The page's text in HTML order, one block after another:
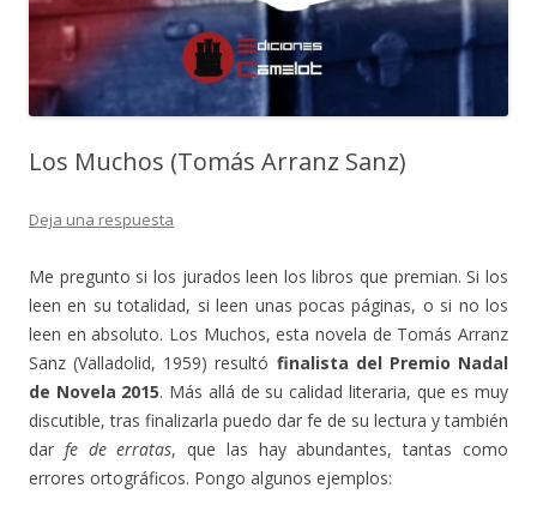
Los Muchos (Tomás Arranz Sanz)
Deja una respuesta
Me pregunto si los jurados leen los libros que premian. Si los
leen en su totalidad, si leen unas pocas páginas, o si no los
leen en absoluto. Los Muchos, esta novela de Tomás Arranz
Sanz (Valladolid, 1959) resultó finalista del Premio Nadal
de Novela 2015. Más allá de su calidad literaria, que es muy
discutible, tras finalizarla puedo dar fe de su lectura y también
dar fe de erratas, que las hay abundantes, tantas como
errores ortográficos. Pongo algunos ejemplos: